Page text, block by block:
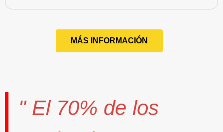
MÁS INFORMACIÓN
" El 70% de los